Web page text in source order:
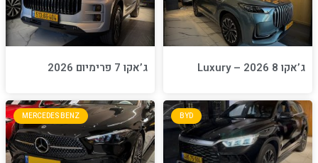
ג’אקו 7 פרימיום 2026
BYD
MERCEDES BENZ